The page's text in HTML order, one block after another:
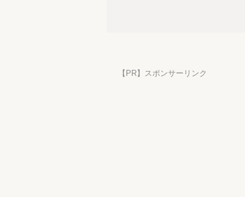
【PR】スポンサーリンク